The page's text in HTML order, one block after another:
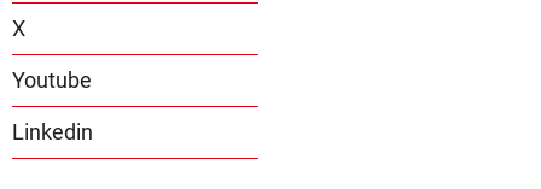
X
Youtube
Linkedin